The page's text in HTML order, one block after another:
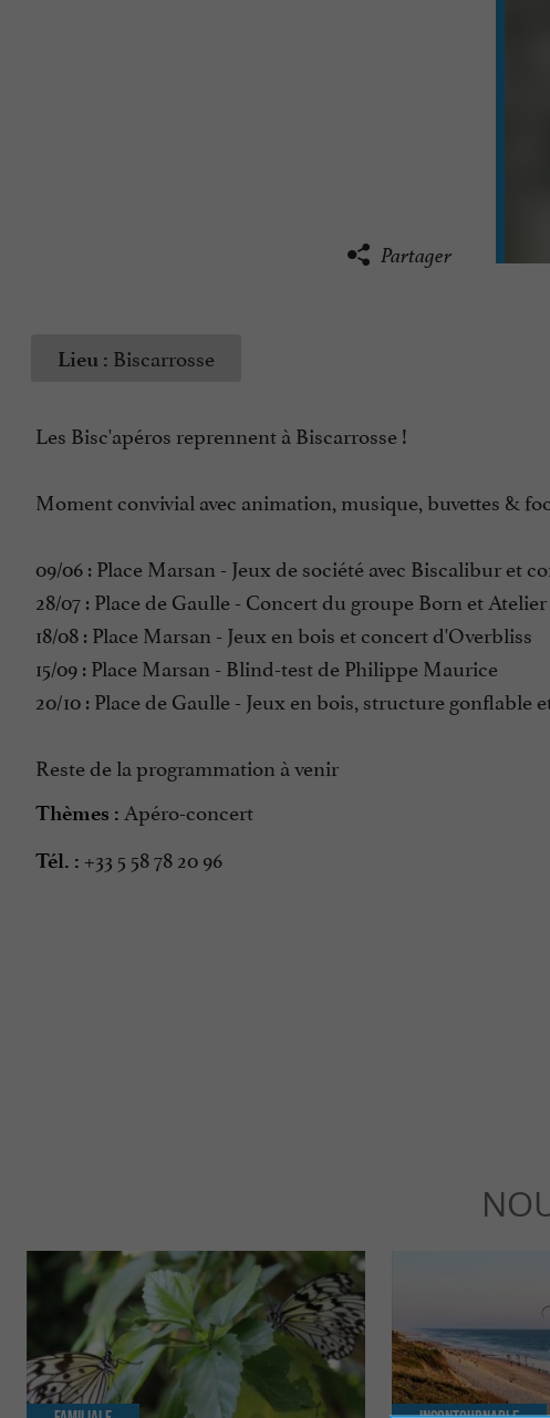
Partager
Lieu : Biscarrosse
Les Bisc'apéros reprennent à Biscarrosse !
Moment convivial avec animation, musique, buvettes &
09/06 : Place Marsan - Jeux de société avec Biscalibur et
28/07 : Place de Gaulle - Concert du groupe Born et
18/08 : Place Marsan - Jeux en bois et concert d'Overbliss
15/09 : Place Marsan - Blind-test de Philippe Maurice
20/10 : Place de Gaulle - Jeux en bois, structure gonflable
Reste de la programmation à venir
Thèmes : Apéro-concert
Tél. : +33 5 58 78 20 96